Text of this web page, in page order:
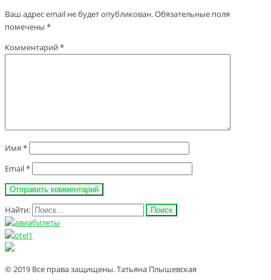
Ваш адрес email не будет опубликован.Обязательные поля
помечены *
Комментарий*
Имя *
Email*
Найти:
© 2019 Все права защищены. Татьяна Плышевская